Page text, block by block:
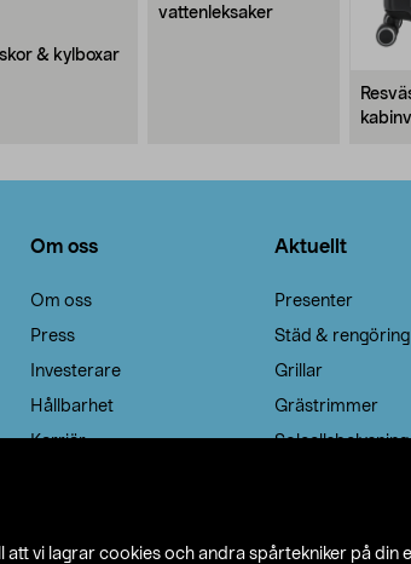
att vi lagrar cookies och andra spårtekniker på din
& kylboxar
vattenleksaker
Om oss
Om oss
Press
Investerare
Hållbarhet
Karriär
Aktuellt
Presenter
Städ & rengöring
Grillar
Grästrimmer
Solcellsbelysning